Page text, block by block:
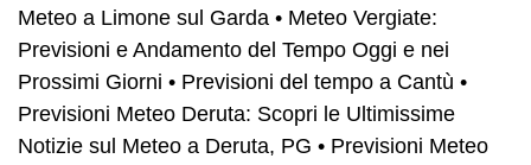
Meteo a Limone sul Garda • Meteo Vergiate:
Previsioni e Andamento del Tempo Oggi e nei
Prossimi Giorni • Previsioni del tempo a Cantù •
Previsioni Meteo Deruta: Scopri le Ultimissime
Notizie sul Meteo a Deruta, PG • Previsioni Meteo